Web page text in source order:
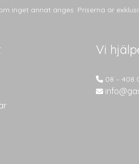
inget annat anges. Priserna är
Vi
08 – 408